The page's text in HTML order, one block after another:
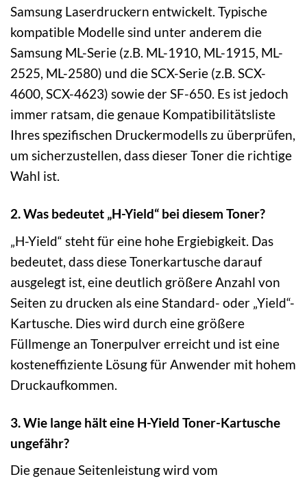
Samsung Laserdruckern entwickelt. Typische
kompatible Modelle sind unter anderem die
Samsung ML-Serie (z.B. ML-1910, ML-1915, ML-
2525, ML-2580) und die SCX-Serie (z.B. SCX-
4600, SCX-4623) sowie der SF-650. Es ist jedoch
immer ratsam, die genaue Kompatibilitätsliste
Ihres spezifischen Druckermodells zu überprüfen,
um sicherzustellen, dass dieser Toner die richtige
Wahl ist.
2. Was bedeutet „H-Yield“ bei diesem Toner?
„H-Yield“ steht für eine hohe Ergiebigkeit. Das
bedeutet, dass diese Tonerkartusche darauf
ausgelegt ist, eine deutlich größere Anzahl von
Seiten zu drucken als eine Standard- oder „Yield“-
Kartusche. Dies wird durch eine größere
Füllmenge an Tonerpulver erreicht und ist eine
kosteneffiziente Lösung für Anwender mit hohem
Druckaufkommen.
3. Wie lange hält eine H-Yield Toner-Kartusche
ungefähr?
Die genaue Seitenleistung wird vom